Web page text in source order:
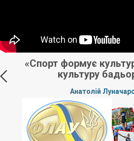
«Спорт формує
культуру
Анатолій